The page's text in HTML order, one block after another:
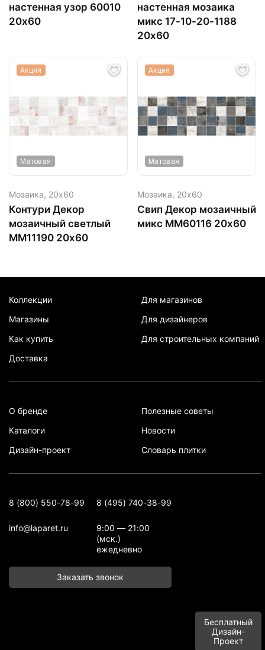
настенная узор 60010
20х60
настенная мозаика
микс 17-10-20-1188
20х60
Акция
Матовая
Мозаика, 20х60
Контури Декор
мозаичный светлый
MM11190 20х60
Акция
Матовая
Мозаика, 20х60
Свип Декор мозаичный
микс MM60116 20х60
Коллекции
Магазины
Как купить
Доставка
Для магазинов
Для дизайнеров
Для строительных компаний
О бренде
Каталоги
Дизайн-проект
Полезные советы
Новости
Словарь плитки
8 (800) 550-78-99 8 (495) 740-38-99
info@laparet.ru
9:00 — 21:00
(мск.)
ежедневно
Заказать звонок
Бесплатный
Дизайн-
Проект